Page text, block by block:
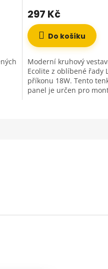
297 Kč
Do košíku
Moderní kruhový
Ecolite z oblíbené řady
příkonu 18W. Tento
panel je určen pro